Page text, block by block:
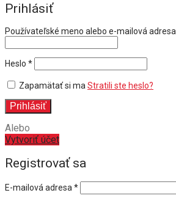
Prihlásiť
Používateľské meno alebo e-mailová adresa
Heslo *Povinné
Zapamätať si ma Stratili ste heslo?
Prihlásiť
Alebo
Vytvoriť účet
Registrovať sa
E-mailová adresa *